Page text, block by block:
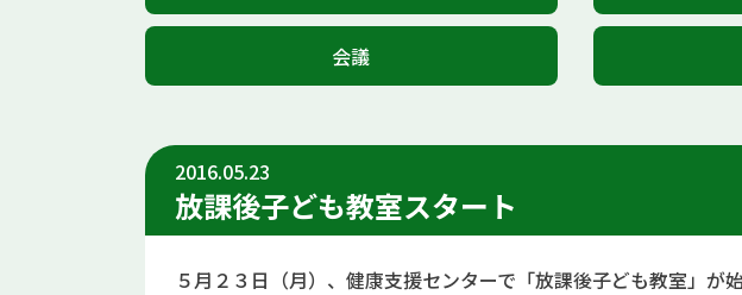
会議
2016.05.23
放課後子ども教室スタート
５月２３日（月）、健康支援センターで「放課後子ども教室」が